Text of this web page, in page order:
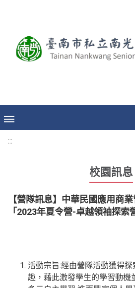
:::
校園訊息
【營隊訊息】中華民國應用商
「2023年夏令營-卓越領袖探索
活動宗旨:經由營隊活動獲得
趣，藉此激發學生的學習動機